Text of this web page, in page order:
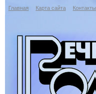
Главная Карта сайта Контакты